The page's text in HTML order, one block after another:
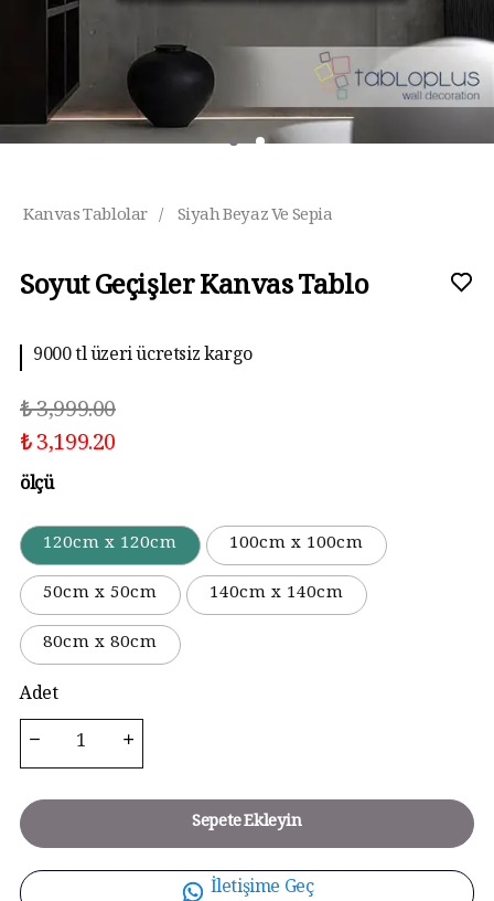
Kanvas Tablolar / Siyah Beyaz Ve Sepia
Soyut Geçişler Kanvas Tablo
9000 tl üzeri ücretsiz kargo
₺ 3,999.00
₺ 3,199.20
ölçü
120cm x 120cm
100cm x 100cm
50cm x 50cm
140cm x 140cm
80cm x 80cm
Adet
Sepete Ekleyin
İletişime Geç